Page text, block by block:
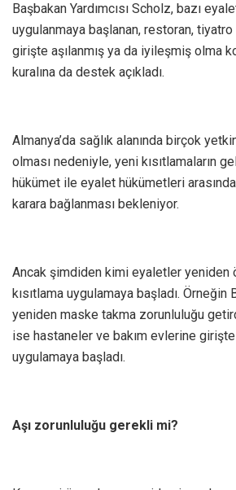
Başbakan Yardımcısı Scholz, bazı
uygulanmaya başlanan, restoran,
girişte aşılanmış ya da iyileşmiş olma
kuralına da destek açıkladı.
Almanya’da sağlık alanında birçok
olması nedeniyle, yeni kısıtlamaların
hükümet ile eyalet hükümetleri
karara bağlanması bekleniyor.
Ancak şimdiden kimi eyaletler yeniden
kısıtlama uygulamaya başladı. Örneğin
yeniden maske takma zorunluluğu
ise hastaneler ve bakım evlerine
uygulamaya başladı.
Aşı zorunluluğu gerekli mi?